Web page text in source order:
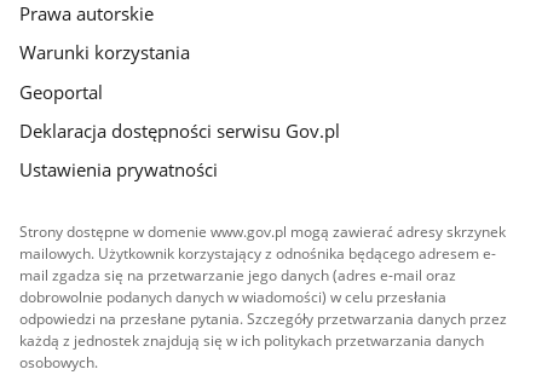
Prawa autorskie
Warunki korzystania
Geoportal
Deklaracja dostępności serwisu Gov.pl
Ustawienia prywatności
Strony dostępne w domenie www.gov.pl mogą zawierać adresy skrzynek
mailowych. Użytkownik korzystający z odnośnika będącego adresem e-
mail zgadza się na przetwarzanie jego danych (adres e-mail oraz
dobrowolnie podanych danych w wiadomości) w celu przesłania
odpowiedzi na przesłane pytania. Szczegóły przetwarzania danych przez
każdą z jednostek znajdują się w ich politykach przetwarzania danych
osobowych.